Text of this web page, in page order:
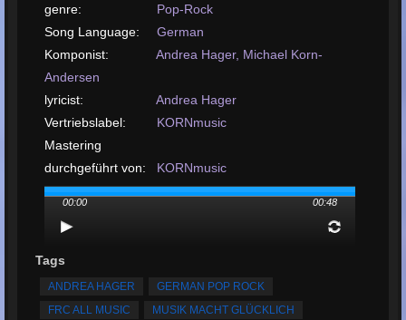
genre:
Pop-Rock
Song Language:
German
Komponist:
Andrea Hager, Michael Korn-
Andersen
lyricist:
Andrea Hager
Vertriebslabel:
KORNmusic
Mastering
durchgeführt von:
KORNmusic
arrangement by:
Michael Korn-Andersen,
Upload- oder
Release-Datum:
Lied hochladen:
MP3, 1.1MB, 00:00:48
Insgesamt
00:00 00:48
Tags
ANDREA HAGER
GERMAN POP ROCK
FRC ALL MUSIC
MUSIK MACHT GLÜCKLICH